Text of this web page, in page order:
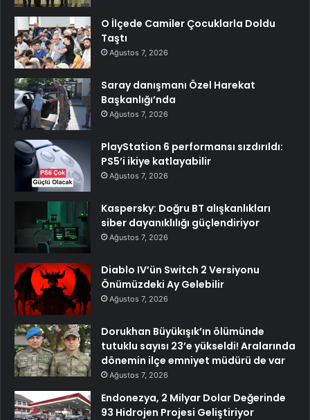
O İlçede Camiler Çocuklarla Doldu
Taştı
Ağustos 7, 2026
Saray danışmanı Özel Harekat
Başkanlığı’nda
Ağustos 7, 2026
PlayStation 6 performansı sızdırıldı:
PS5’i ikiye katlayabilir
Ağustos 7, 2026
Kaspersky: Doğru BT alışkanlıkları
siber dayanıklılığı güçlendiriyor
Ağustos 7, 2026
Diablo IV’ün Switch 2 Versiyonu
Önümüzdeki Ay Gelebilir
Ağustos 7, 2026
Dorukhan Büyükışık’ın ölümünde
tutuklu sayısı 23’e yükseldi! Aralarında
dönemin ilçe emniyet müdürü de var
Ağustos 7, 2026
Endonezya, 2 Milyar Dolar Değerinde
93 Hidrojen Projesi Geliştiriyor